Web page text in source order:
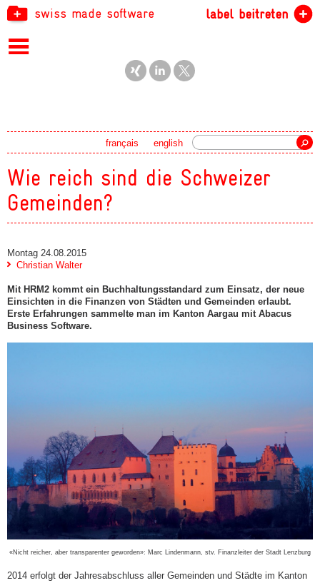
swiss made software label beitreten
english
français
Wie reich sind die Schweizer
Gemeinden?
Montag 24.08.2015
Christian Walter
Mit HRM2 kommt ein Buchhaltungsstandard zum Einsatz, der neue
Einsichten in die Finanzen von Städten und Gemeinden erlaubt.
Erste Erfahrungen sammelte man im Kanton Aargau mit Abacus
Business Software.
«Nicht reicher, aber transparenter geworden»: Marc Lindenmann, stv. Finanzleiter der Stadt Lenzburg
2014 erfolgt der Jahresabschluss aller Gemeinden und Städte im Kanton